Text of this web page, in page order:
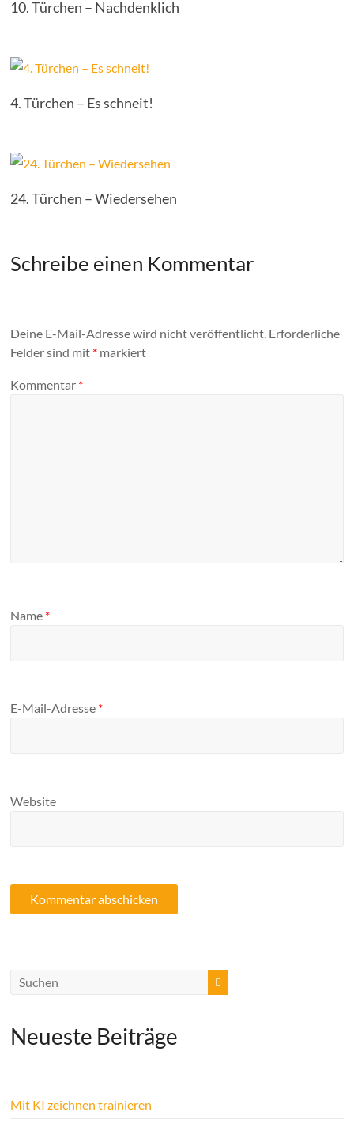
10. Türchen – Nachdenklich
4. Türchen – Es schneit!
24. Türchen – Wiedersehen
Schreibe einen Kommentar
Deine E-Mail-Adresse wird nicht veröffentlicht. Erforderliche
Felder sind mit * markiert
Kommentar *
Name *
E-Mail-Adresse *
Website
Neueste Beiträge
Mit KI zeichnen trainieren